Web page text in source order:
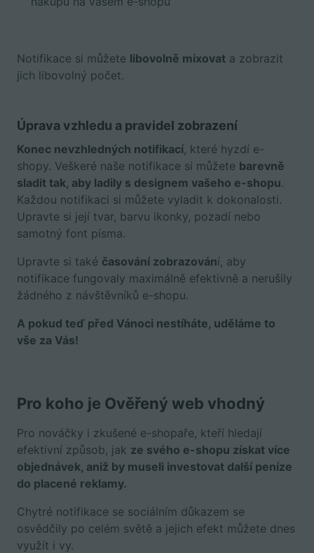
Notifikace si můžete libovolně mixovat a zobrazit
jich libovolný počet.
Úprava vzhledu a pravidel zobrazení
Konec nevzhledných notifikací, které hyzdí e-
shopy. Veškeré naše notifikace si můžete barevně
sladit tak, aby ladily s designem vašeho e-shopu.
Každou notifikaci si můžete vyladit k dokonalosti.
Upravte si její tvar, barvu ikonky, pozadí nebo
samotný font písma.
Upravte si také časování zobrazování, aby
notifikace fungovaly maximálně efektivně a nerušily
žádného z návštěvníků e-shopu.
A pokud teď před Vánoci nestíháte, uděláme to
vše za Vás!
Pro koho je Ověřený web vhodný
Pro nováčky i zkušené e-shopaře, kteří hledají
efektivní způsob, jak ze svého e-shopu získat více
objednávek, aniž by museli investovat další peníze
do placené reklamy.
Chytré notifikace se sociálním důkazem se
osvědčily po celém světě a jejich efekt můžete dnes
využít i vy.